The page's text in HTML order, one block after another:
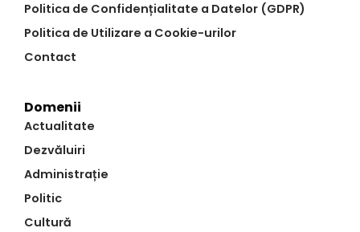
Politica de Confidențialitate a Datelor (GDPR)
Politica de Utilizare a Cookie-urilor
Contact
Domenii
Actualitate
Dezvăluiri
Administrație
Politic
Cultură